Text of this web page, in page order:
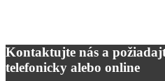
Kontaktujte nás a
telefonicky alebo online